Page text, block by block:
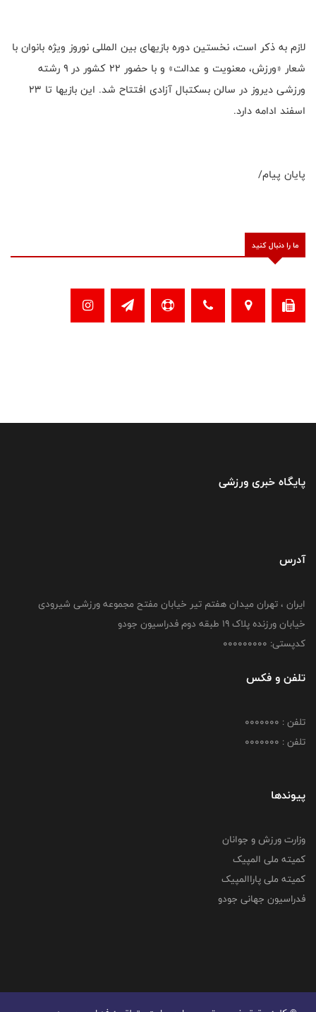
لازم به ذکر است، نخستین دوره بازیهای بین المللی نوروز ویژه بانوان با
شعار «ورزش، معنویت و عدالت» و با حضور ۲۲ کشور در ۹ رشته
ورزشی دیروز در سالن بسکتبال آزادی افتتاح شد. این بازیها تا ۲۳
اسفند ادامه دارد.
پایان پیام/
ما را دنبال کنید
پایگاه خبری ورزشی
آدرس
ایران ، تهران میدان هفتم تیر خیابان مفتح مجموعه ورزشی شیرودی
خیابان ورزنده پلاک ۱۹ طبقه دوم فدراسیون جودو
کدپستی: 000000000
تلفن و فکس
تلفن : 0000000
تلفن : 0000000
پیوندها
وزارت ورزش و جوانان
کمیته ملی المپیک
کمیته ملی پاراالمپیک
فدراسیون جهانی جودو